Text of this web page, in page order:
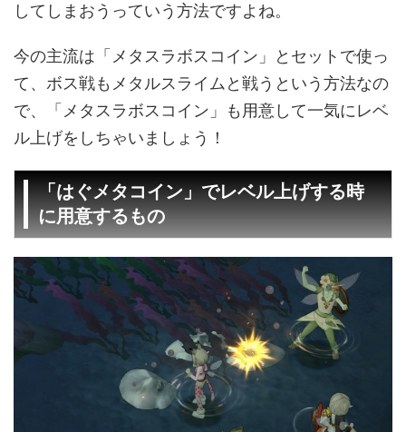
してしまおうっていう方法ですよね。
今の主流は「メタスラボスコイン」とセットで使っ
て、ボス戦もメタルスライムと戦うという方法なの
で、「メタスラボスコイン」も用意して一気にレベ
ル上げをしちゃいましょう！
「はぐメタコイン」でレベル上げする時
に用意するもの